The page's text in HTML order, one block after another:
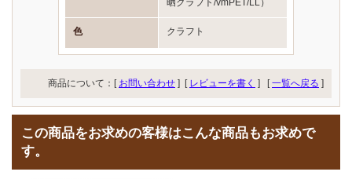
晒クラフト/vmPET/LL）
色 クラフト
商品について：[ お問い合わせ ] [ レビューを書く ] [一覧へ戻る ]
この商品をお求めの客様はこんな商品もお求めで
す。